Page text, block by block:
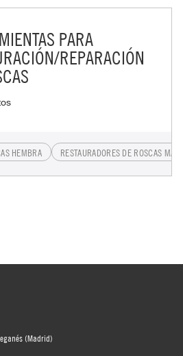
PARA
REPARACIÓN
HEMBRA RESTAURADORES DE ROSCAS
(Madrid)